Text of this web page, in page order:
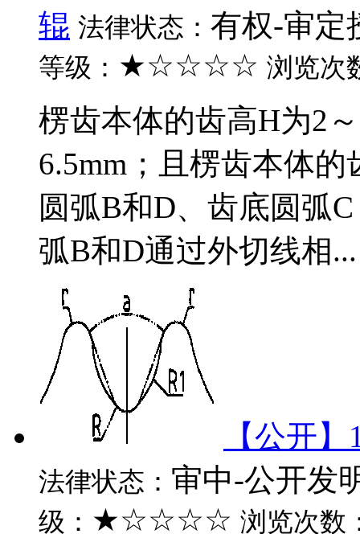
辊 法律状态： 有权-审定
等级： ★☆☆☆☆ 浏览次
楞齿本体的齿高H为2
6.5mm；且楞齿本体
圆弧B和D、齿底圆弧
弧B和D通过外切线相...
【公开
法律状态： 审中-公开发
级： ★☆☆☆☆ 浏览次数